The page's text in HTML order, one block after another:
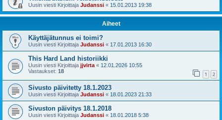
Uusin viesti Kirjoittaja Judanssi « 15.01.2013 19:38
Aiheet
Käyttäjätunnus ei toimi?
Uusin viesti Kirjoittaja Judanssi « 17.01.2013 16:30
This Hard Land historiikki
Uusin viesti Kirjoittaja jjvirta « 12.01.2026 10:55
Vastaukset: 18 1 2
Sivusto päivitetty 18.1.2023
Uusin viesti Kirjoittaja Judanssi « 18.01.2023 21:33
Sivuston päivitys 18.1.2018
Uusin viesti Kirjoittaja Judanssi « 18.01.2018 5:38